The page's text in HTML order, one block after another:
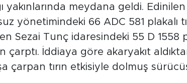
yakınlarında meydana geldi.
yönetimindeki 66 ADC 581 plakalı
Sezai Tunç idaresindeki 55 D 1558
çarptı. İddiaya göre akaryakıt
çarpan tırın etkisiyle dolmuş